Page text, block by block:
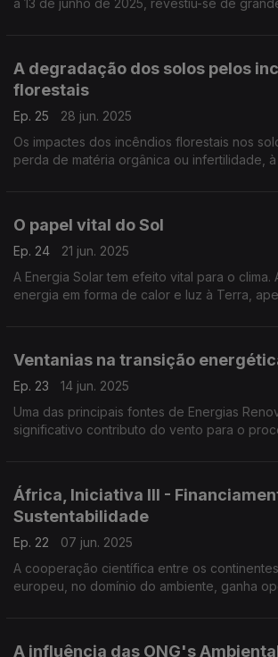
a 13 de junho de 2025, revestiu-se de
A degradação dos solos pelos
florestais
Ep. 25
28 jun. 2025
Os impactes dos incêndios florestais nos
perda de matéria orgânica ou infertilidade,
O papel vital do Sol
Ep. 24
21 jun. 2025
A Energia Solar tem efeito vital para o clima.
energia em forma de calor e luz à Terra,
Ventanias na transição
Ep. 23
14 jun. 2025
Uma das principais fontes de Energias
significativo contributo do vento para o
África, Iniciativa III -
Sustentabilidade
Ep. 22
07 jun. 2025
A cooperação científica entre os
europeu, no domínio do ambiente, ganha
A influência das ONG's